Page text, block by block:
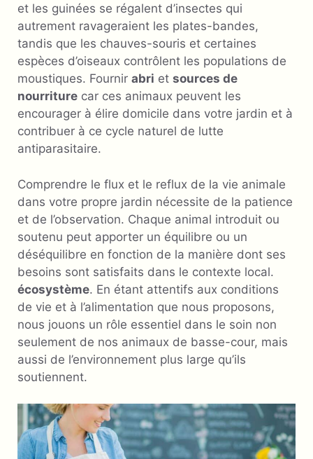
et les guinées se régalent d’insectes qui
autrement ravageraient les plates-bandes,
tandis que les chauves-souris et certaines
espèces d’oiseaux contrôlent les populations de
moustiques. Fournir abri et sources de
nourriture car ces animaux peuvent les
encourager à élire domicile dans votre jardin et à
contribuer à ce cycle naturel de lutte
antiparasitaire.
Comprendre le flux et le reflux de la vie animale
dans votre propre jardin nécessite de la patience
et de l’observation. Chaque animal introduit ou
soutenu peut apporter un équilibre ou un
déséquilibre en fonction de la manière dont ses
besoins sont satisfaits dans le contexte local.
écosystème. En étant attentifs aux conditions
de vie et à l’alimentation que nous proposons,
nous jouons un rôle essentiel dans le soin non
seulement de nos animaux de basse-cour, mais
aussi de l’environnement plus large qu’ils
soutiennent.